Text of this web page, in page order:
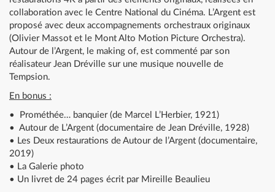
collaboration avec le Centre National du Cinéma. L’Argent est
proposé avec deux accompagnements orchestraux originaux
(Olivier Massot et le Mont Alto Motion Picture Orchestra).
Autour de l’Argent, le making of, est commenté par son
réalisateur Jean Dréville sur une musique nouvelle de
Tempsion.
En bonus :
• Prométhée… banquier (de Marcel L’Herbier, 1921)
• Autour de L’Argent (documentaire de Jean Dréville, 1928)
• Les Deux restaurations de Autour de l’Argent (documentaire,
2019)
• La Galerie photo
• Un livret de 24 pages écrit par Mireille Beaulieu